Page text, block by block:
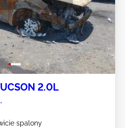
2.0L
spalony